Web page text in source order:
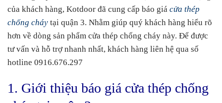
của khách hàng, Kotdoor đã cung cấp báo giá cửa thép
chống cháy tại quận 3. Nhằm giúp quý khách hàng hiểu rõ
hơn về dòng sản phẩm cửa thép chống cháy này. Để được
tư vấn và hỗ trợ nhanh nhất, khách hàng liên hệ qua số
hotline 0916.676.297
1. Giới thiệu báo giá cửa thép chống